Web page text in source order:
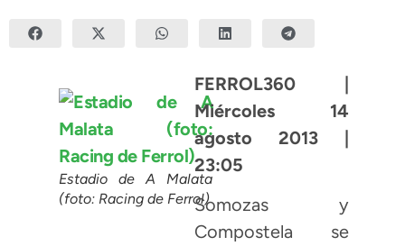
Estadio de A Malata
(foto: Racing de Ferrol)
FERROL360 |
Miércoles 14
agosto 2013 |
23:05
Somozas y
Compostela se